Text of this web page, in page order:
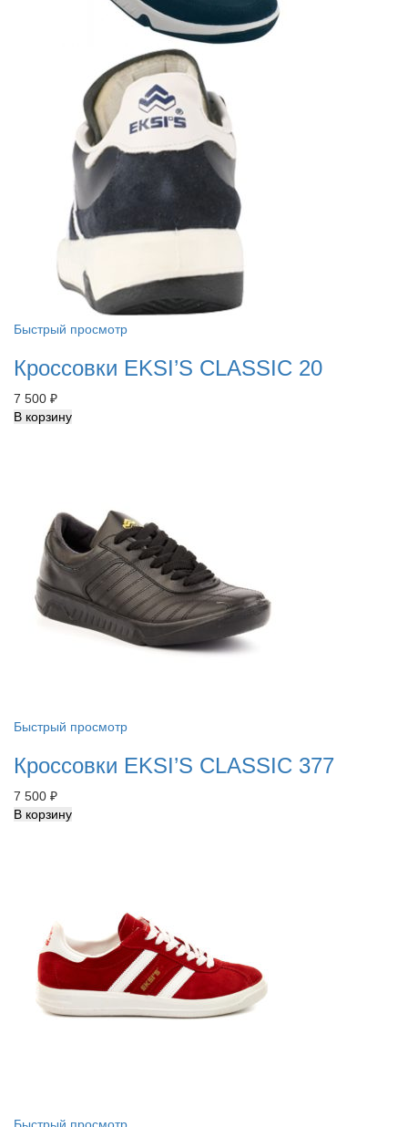
Быстрый просмотр
Кроссовки EKSI’S CLASSIC 20
7 500 ₽
В корзину
Быстрый просмотр
Кроссовки EKSI’S CLASSIC 377
7 500 ₽
В корзину